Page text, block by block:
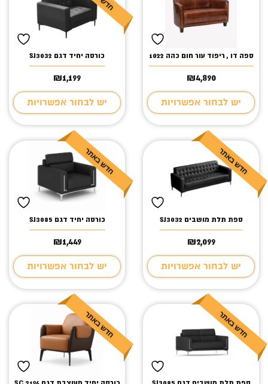
ספה דו , ריפוד עור חום כהה 1022
₪4,890
יש לבחור אפשרויות
כורסה יחיד דגם SJ3032
₪1,199
יש לבחור אפשרויות
ספת תלת מושבים SJ3032
₪2,099
יש לבחור אפשרויות
כורסה יחיד דגם SJ3085
₪1,449
יש לבחור אפשרויות